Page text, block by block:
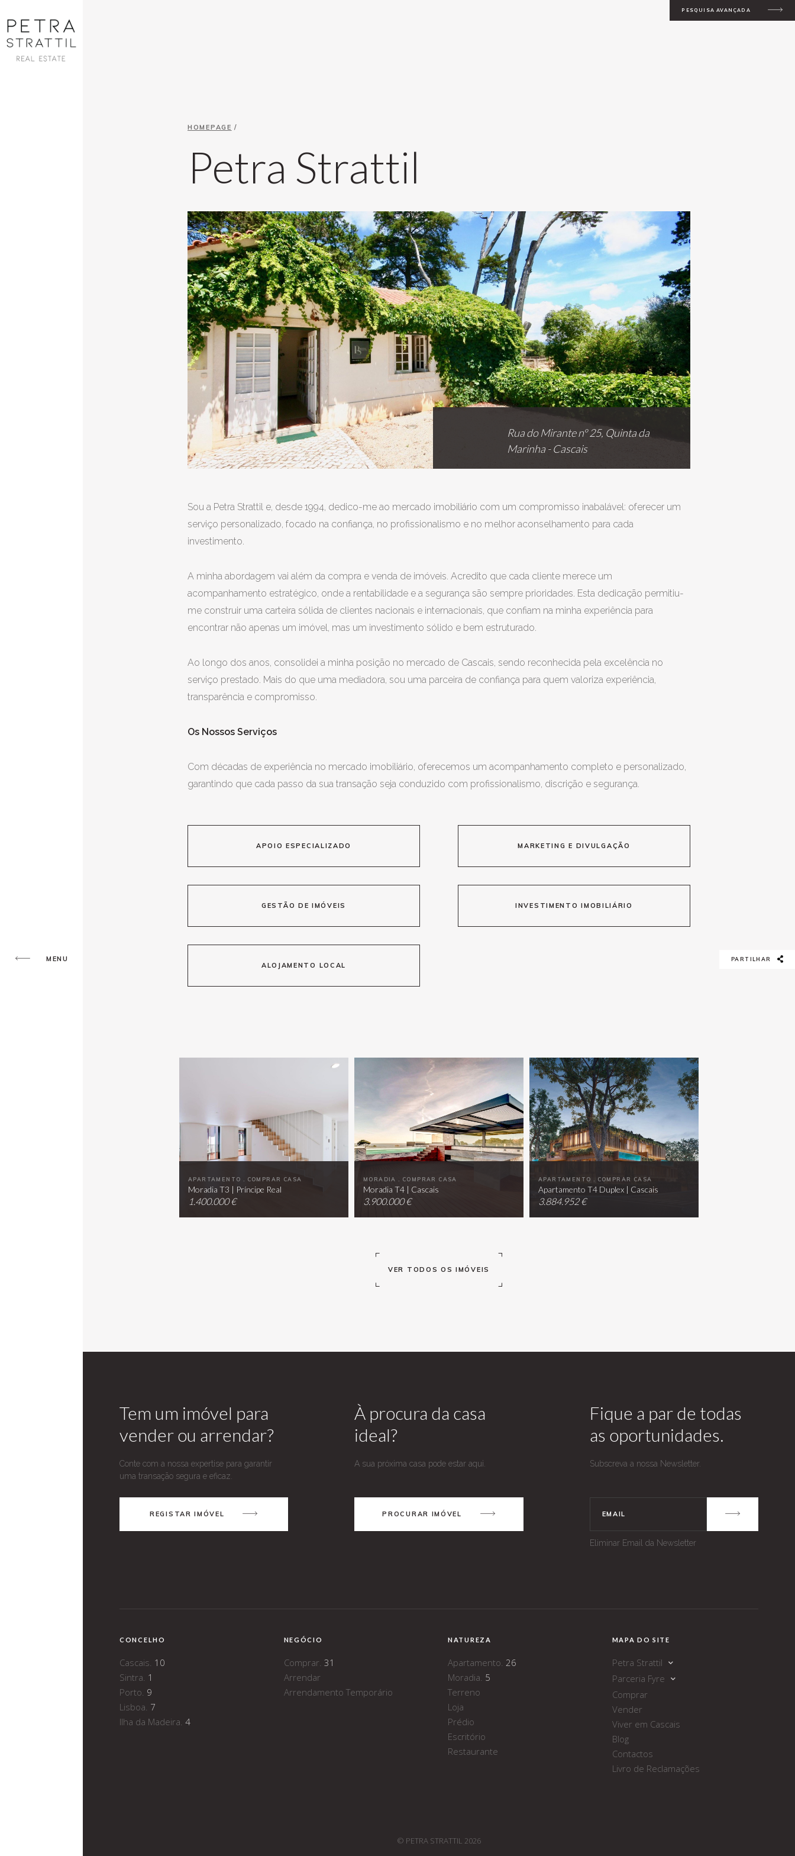
MENU
PESQUISA AVANÇADA
HOMEPAGE /
Petra Strattil
Rua do Mirante nº 25, Quinta da
Marinha - Cascais
Sou a Petra Strattil e, desde 1994, dedico-me ao mercado imobiliário com um compromisso inabalável: oferecer um
serviço personalizado, focado na confiança, no profissionalismo e no melhor aconselhamento para cada
investimento.
A minha abordagem vai além da compra e venda de imóveis. Acredito que cada cliente merece um
acompanhamento estratégico, onde a rentabilidade e a segurança são sempre prioridades. Esta dedicação permitiu-
me construir uma carteira sólida de clientes nacionais e internacionais, que confiam na minha experiência para
encontrar não apenas um imóvel, mas um investimento sólido e bem estruturado.
Ao longo dos anos, consolidei a minha posição no mercado de Cascais, sendo reconhecida pela excelência no
serviço prestado. Mais do que uma mediadora, sou uma parceira de confiança para quem valoriza experiência,
transparência e compromisso.
Os Nossos Serviços
Com décadas de experiência no mercado imobiliário, oferecemos um acompanhamento completo e personalizado,
garantindo que cada passo da sua transação seja conduzido com profissionalismo, discrição e segurança.
APOIO ESPECIALIZADO MARKETING E DIVULGAÇÃO
GESTÃO DE IMÓVEIS INVESTIMENTO IMOBILIÁRIO
ALOJAMENTO LOCAL
APARTAMENTO . COMPRAR CASA
Moradia T3 | Príncipe Real
1.400.000 €
MORADIA . COMPRAR CASA
Moradia T4 | Cascais
3.900.000 €
APARTAMENTO . COMPRAR CASA
Apartamento T4 Duplex | Cascais
3.884.952 €
VER TODOS OS IMÓVEIS
PARTILHAR
Tem um imóvel para
vender ou arrendar?
Conte com a nossa expertise para garantir
uma transação segura e eficaz.
REGISTAR IMÓVEL
À procura da casa
ideal?
A sua próxima casa pode estar aqui.
PROCURAR IMÓVEL
Fique a par de todas
as oportunidades.
Subscreva a nossa Newsletter.
Eliminar Email da Newsletter
CONCELHO
Cascais. 10
Sintra. 1
Porto. 9
Lisboa. 7
Ilha da Madeira. 4
NEGÓCIO
Comprar. 31
Arrendar
Arrendamento Temporário
NATUREZA
Apartamento. 26
Moradia. 5
Terreno
Loja
Prédio
Escritório
Restaurante
MAPA DO SITE
Petra Strattil
Apoio Especializado
Marketing e Divulgação
Gestão de Imóveis
Investimento Imobiliário
Alojamento Local
Parceria Fyre
Porquê a Fyre?
O flow da fyre
Fyre é...
Marta&Leo
Comprar
Vender
Viver em Cascais
Blog
Contactos
Livro de Reclamações
© PETRA STRATTIL 2026